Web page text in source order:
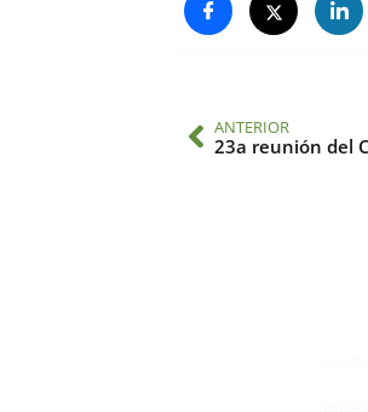
ANTERIOR
23a reunión del